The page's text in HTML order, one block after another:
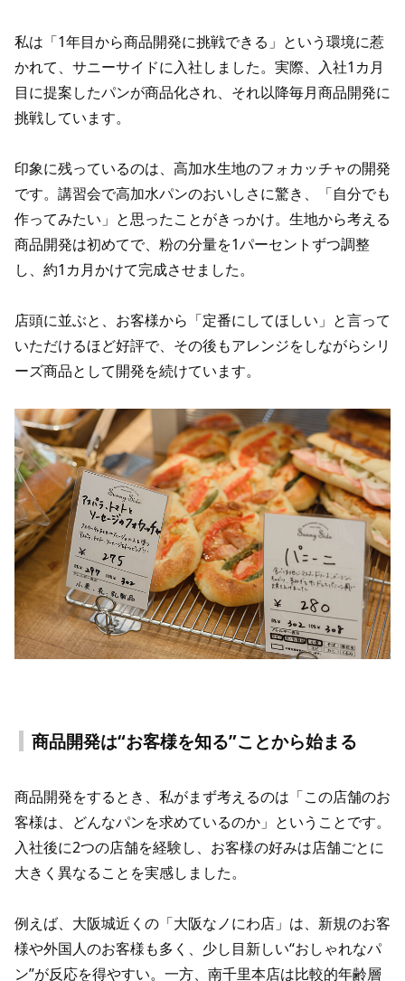
私は「1年目から商品開発に挑戦できる」という環境に惹
かれて、サニーサイドに入社しました。実際、入社1カ月
目に提案したパンが商品化され、それ以降毎月商品開発に
挑戦しています。
印象に残っているのは、高加水生地のフォカッチャの開発
です。講習会で高加水パンのおいしさに驚き、「自分でも
作ってみたい」と思ったことがきっかけ。生地から考える
商品開発は初めてで、粉の分量を1パーセントずつ調整
し、約1カ月かけて完成させました。
店頭に並ぶと、お客様から「定番にしてほしい」と言って
いただけるほど好評で、その後もアレンジをしながらシリ
ーズ商品として開発を続けています。
商品開発は“お客様を知る”ことから始まる
商品開発をするとき、私がまず考えるのは「この店舗のお
客様は、どんなパンを求めているのか」ということです。
入社後に2つの店舗を経験し、お客様の好みは店舗ごとに
大きく異なることを実感しました。
例えば、大阪城近くの「大阪なノにわ店」は、新規のお客
様や外国人のお客様も多く、少し目新しい“おしゃれなパ
ン”が反応を得やすい。一方、南千里本店は比較的年齢層